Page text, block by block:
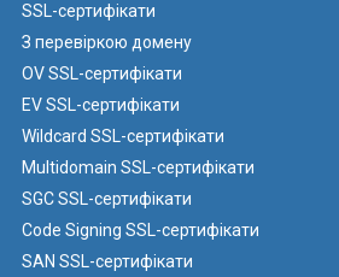
SSL-сертифікати
З перевіркою домену
OV SSL-сертифікати
EV SSL-сертифікати
Wildcard SSL-сертифікати
Multidomain SSL-сертифікати
SGC SSL-сертифікати
Code Signing SSL-сертифікати
SAN SSL-сертифікати